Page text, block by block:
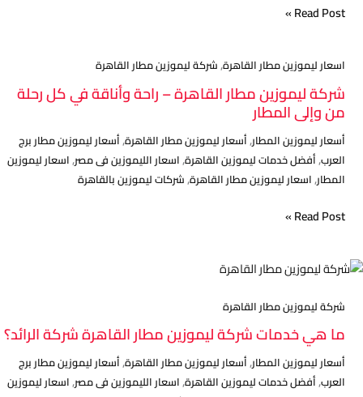
Read Post »
اسعار ليموزين مطار القاهرة,شركة ليموزين مطار القاهرة
شركة ليموزين مطار القاهرة – راحة وأناقة في كل رحلة
من وإلى المطار
أسعار ليموزين المطار,أسعار ليموزين مطار القاهرة,أسعار ليموزين مطار برج
العرب,أفضل خدمات ليموزين القاهرة,اسعار الليموزين فى مصر,اسعار ليموزين
المطار,اسعار ليموزين مطار القاهرة,شركات ليموزين بالقاهرة
شركة
ليموزين
مطار
القاهرة
–
راحة
وأناقة
كل
من
وإلى
المطار
Read Post »
شركة ليموزين مطار القاهرة
ما هي خدمات شركة ليموزين مطار القاهرة شركة الرائد؟
أسعار ليموزين المطار,أسعار ليموزين مطار القاهرة,أسعار ليموزين مطار برج
العرب,أفضل خدمات ليموزين القاهرة,اسعار الليموزين فى مصر,اسعار ليموزين
ما
خدمات
شركة
ليموزين
مطار
القاهرة